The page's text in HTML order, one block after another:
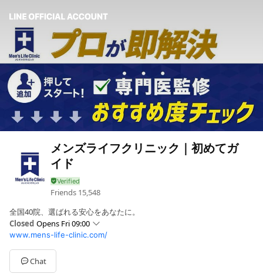
メンズライフクリニック｜初めてガ
イド
Friends 15,548
全国40院、選ばれる安心をあなたに。
Closed Opens Fri 09:00
Sun09:00 - 20:00
Mon09:00 - 20:00
Tue09:00 - 20:00
Wed09:00 - 20:00
www.mens-life-clinic.com/
Chat